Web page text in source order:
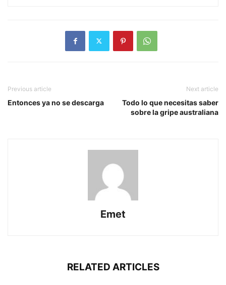
Previous article
Entonces ya no se descarga
Next article
Todo lo que necesitas saber
sobre la gripe australiana
Emet
RELATED ARTICLES